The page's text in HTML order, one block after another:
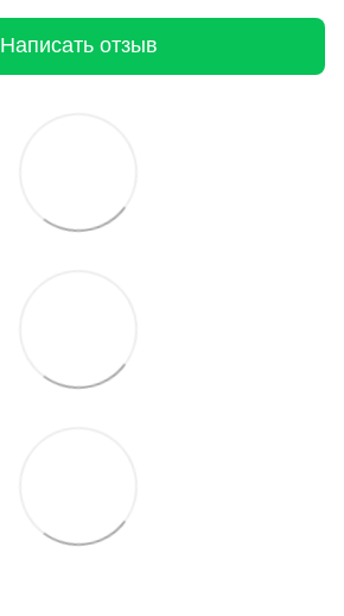
Написать отзыв